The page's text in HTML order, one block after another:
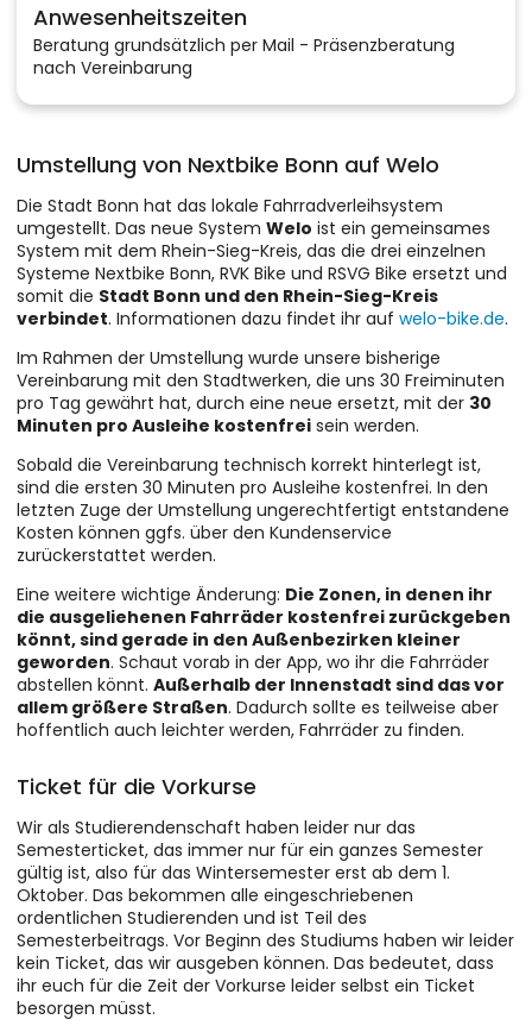
Anwesenheitszeiten
Beratung grundsätzlich per Mail - Präsenzberatung
nach Vereinbarung
Umstellung von Nextbike Bonn auf Welo
Die Stadt Bonn hat das lokale Fahrradverleihsystem
umgestellt. Das neue System Welo ist ein gemeinsames
System mit dem Rhein-Sieg-Kreis, das die drei einzelnen
Systeme Nextbike Bonn, RVK Bike und RSVG Bike ersetzt und
somit die Stadt Bonn und den Rhein-Sieg-Kreis
verbindet. Informationen dazu findet ihr auf welo-bike.de.
Im Rahmen der Umstellung wurde unsere bisherige
Vereinbarung mit den Stadtwerken, die uns 30 Freiminuten
pro Tag gewährt hat, durch eine neue ersetzt, mit der 30
Minuten pro Ausleihe kostenfrei sein werden.
Sobald die Vereinbarung technisch korrekt hinterlegt ist,
sind die ersten 30 Minuten pro Ausleihe kostenfrei. In den
letzten Zuge der Umstellung ungerechtfertigt entstandene
Kosten können ggfs. über den Kundenservice
zurückerstattet werden.
Eine weitere wichtige Änderung: Die Zonen, in denen ihr
die ausgeliehenen Fahrräder kostenfrei zurückgeben
könnt, sind gerade in den Außenbezirken kleiner
geworden. Schaut vorab in der App, wo ihr die Fahrräder
abstellen könnt. Außerhalb der Innenstadt sind das vor
allem größere Straßen. Dadurch sollte es teilweise aber
hoffentlich auch leichter werden, Fahrräder zu finden.
Ticket für die Vorkurse
Wir als Studierendenschaft haben leider nur das
Semesterticket, das immer nur für ein ganzes Semester
gültig ist, also für das Wintersemester erst ab dem 1.
Oktober. Das bekommen alle eingeschriebenen
ordentlichen Studierenden und ist Teil des
Semesterbeitrags. Vor Beginn des Studiums haben wir leider
kein Ticket, das wir ausgeben können. Das bedeutet, dass
ihr euch für die Zeit der Vorkurse leider selbst ein Ticket
besorgen müsst.